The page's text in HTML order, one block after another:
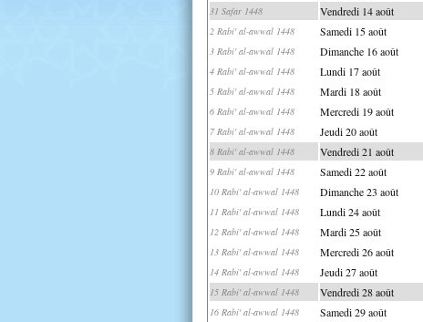
31 Safar 1448 Vendredi 14 août
2 Rabi' al-awwal 1448 Samedi 15 août
3 Rabi' al-awwal 1448 Dimanche 16 août
4 Rabi' al-awwal 1448 Lundi 17 août
5 Rabi' al-awwal 1448 Mardi 18 août
6 Rabi' al-awwal 1448 Mercredi 19 août
7 Rabi' al-awwal 1448 Jeudi 20 août
8 Rabi' al-awwal 1448 Vendredi 21 août
9 Rabi' al-awwal 1448 Samedi 22 août
10 Rabi' al-awwal 1448 Dimanche 23 août
11 Rabi' al-awwal 1448 Lundi 24 août
12 Rabi' al-awwal 1448 Mardi 25 août
13 Rabi' al-awwal 1448 Mercredi 26 août
14 Rabi' al-awwal 1448 Jeudi 27 août
15 Rabi' al-awwal 1448 Vendredi 28 août
16 Rabi' al-awwal 1448 Samedi 29 août